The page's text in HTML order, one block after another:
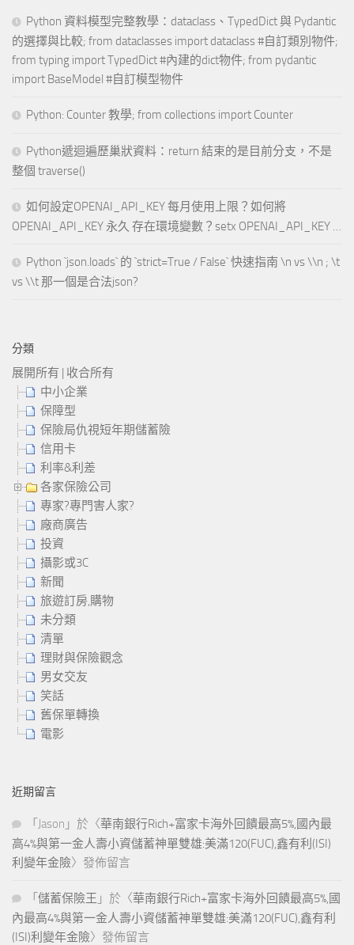
Python 資料模型完整教學：dataclass、TypedDict 與 Pydantic
的選擇與比較; from dataclasses import dataclass #自訂類別物件;
from typing import TypedDict #內建的dict物件; from pydantic
import BaseModel #自訂模型物件
Python: Counter 教學; from collections import Counter
Python遞迴遍歷巢狀資料：return 結束的是目前分支，不是
整個 traverse()
如何設定OPENAI_API_KEY 每月使用上限？如何將
OPENAI_API_KEY 永久 存在環境變數？setx OPENAI_API_KEY …
Python `json.loads` 的 `strict=True / False` 快速指南 \n vs \\n ; \t
vs \\t 那一個是合法json?
分類
展開所有 | 收合所有
中小企業
保障型
保險局仇視短年期儲蓄險
信用卡
利率&利差
各家保險公司
專家?專門害人家?
廠商廣告
投資
攝影或3C
新聞
旅遊訂房,購物
未分類
清單
理財與保險觀念
男女交友
笑話
舊保單轉換
電影
近期留言
「 Jason 」於〈華南銀行Rich+富家卡海外回饋最高5%,國內最
高4%與第一金人壽小資儲蓄神單雙雄:美滿120(FUC),鑫有利(ISI)
利變年金險〉發佈留言
「 儲蓄保險王 」於〈華南銀行Rich+富家卡海外回饋最高5%,國
內最高4%與第一金人壽小資儲蓄神單雙雄:美滿120(FUC),鑫有利
(ISI)利變年金險〉發佈留言